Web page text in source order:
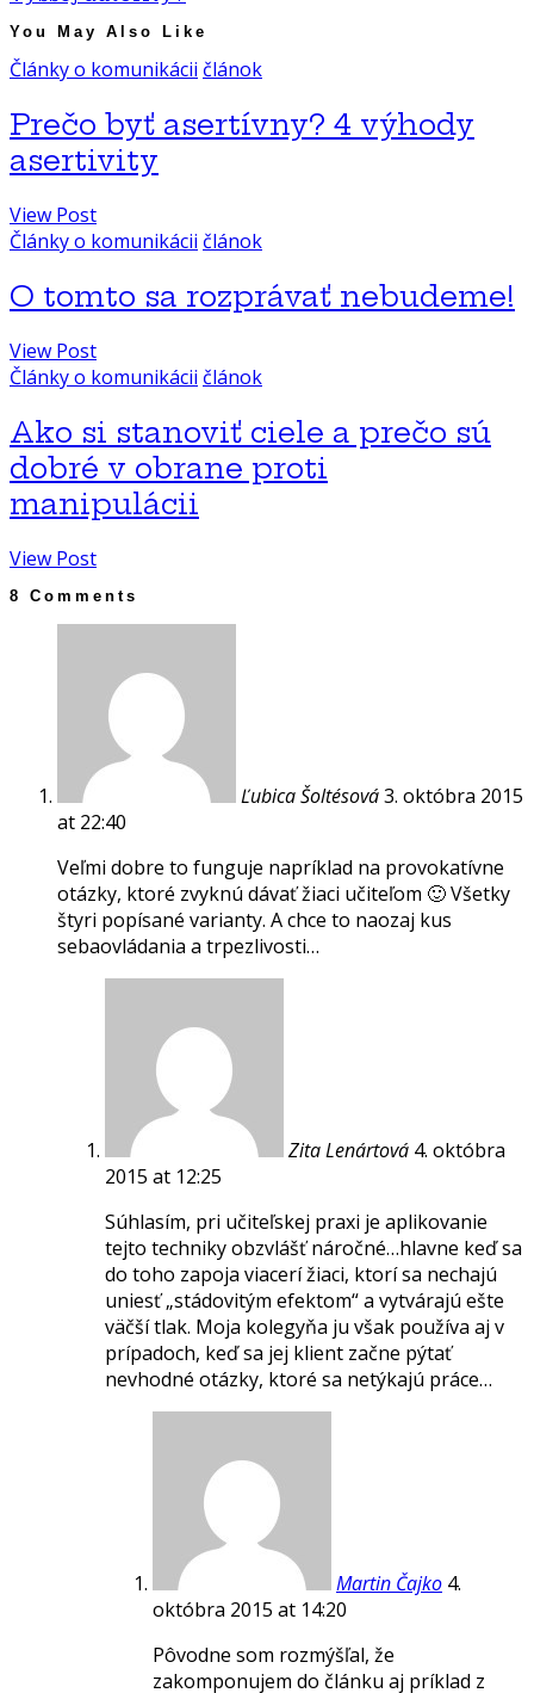
You May Also Like
Články o komunikácii článok
Prečo byť asertívny? 4 výhody
asertivity
View Post
Články o komunikácii článok
O tomto sa rozprávať nebudeme!
View Post
Články o komunikácii článok
Ako si stanoviť ciele a prečo sú
dobré v obrane proti
manipulácii
View Post
8 Comments
Ľubica Šoltésová3. októbra 2015
at 22:40
Veľmi dobre to funguje napríklad na provokatívne
otázky, ktoré zvyknú dávať žiaci učiteľom 🙂 Všetky
štyri popísané varianty. A chce to naozaj kus
sebaovládania a trpezlivosti…
Zita Lenártová 4. októbra
2015 at 12:25
Súhlasím, pri učiteľskej praxi je aplikovanie
tejto techniky obzvlášť náročné…hlavne keď sa
do toho zapoja viacerí žiaci, ktorí sa nechajú
uniesť „stádovitým efektom“ a vytvárajú ešte
väčší tlak. Moja kolegyňa ju však používa aj v
prípadoch, keď sa jej klient začne pýtať
nevhodné otázky, ktoré sa netýkajú práce…
Martin Čajko 4.
októbra 2015 at 14:20
Pôvodne som rozmýšľal, že
zakomponujem do článku aj príklad z